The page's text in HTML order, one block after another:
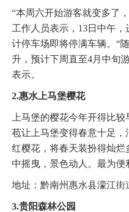
“本周六开始游客就变多了
工作人员表示，13日中午
计停车场即将停满车辆。“
升，预计下周直至4月中旬
表示。
2.惠水上马堡樱花
上马堡的樱花今年开得比
苞让上马堡变得春意十足
红樱花，将春天装扮得灿
中摇曳，景色动人。最为
地址：黔南州惠水县濛江街
3.贵阳森林公园